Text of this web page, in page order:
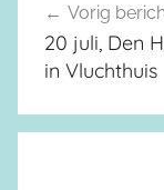
Vorig
20 juli, Den
in Vluchthuis